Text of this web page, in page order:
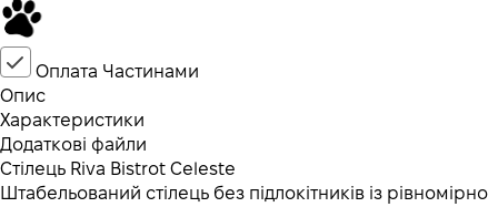
Оплата Частинами
Опис
Характеристики
Додаткові файли
Стілець Riva Bistrot Celeste
Штабельований стілець без підлокітників із рівномірно